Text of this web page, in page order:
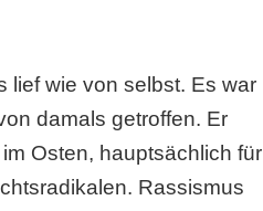
lief wie von selbst. Es war
damals getroffen. Er
Osten, hauptsächlich für
Rassismus